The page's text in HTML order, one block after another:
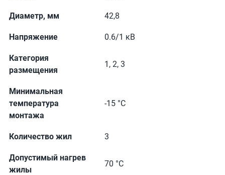
Диаметр, мм 42,8
Напряжение 0.6/1 кВ
Категория
размещения
1, 2, 3
Минимальная
температура
монтажа
-15 °С
Количество жил 3
Допустимый нагрев
жилы
70 °С